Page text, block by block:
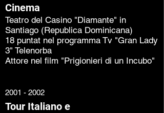
Cinema
Teatro del Casino "Diamante" in
Santiago (Republica Dominicana)
18 puntat nel programma Tv "Gran Lady
3" Telenorba
Attore nel film "Prigionieri di un Incubo"
2001 - 2002
Tour Italiano e